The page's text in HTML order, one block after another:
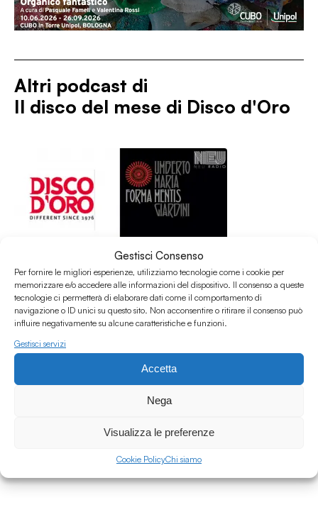
Gestisci Consenso
Per fornire le migliori esperienze, utilizziamo tecnologie come i cookie per
memorizzare e/o accedere alle informazioni del dispositivo. Il consenso a queste
tecnologie ci permetterà di elaborare dati come il comportamento di
navigazione o ID unici su questo sito. Non acconsentire o ritirare il consenso può
influire negativamente su alcune caratteristiche e funzioni.
Gestisci servizi
Accetta
Nega
Visualizza le preferenze
Cookie PolicyChi siamo
Altri podcast di
Il disco del mese di Disco d'Oro
Disco D'Oro - Aprile 2019
Ethno/News/Record store day